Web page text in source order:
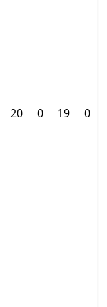
20 0 19 0